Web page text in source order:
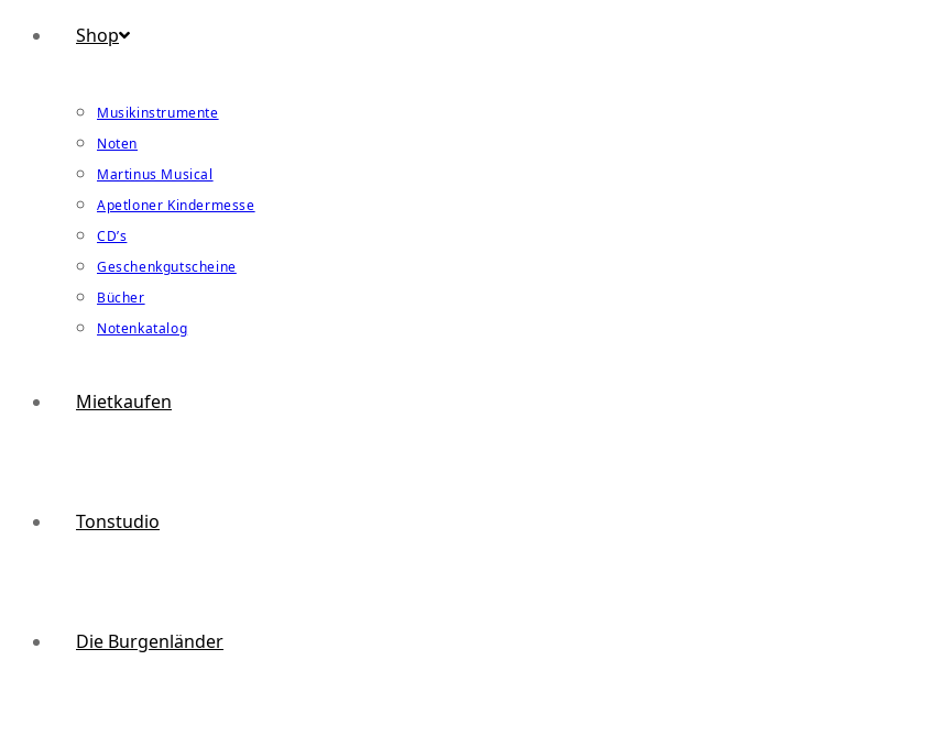
Shop
Musikinstrumente
Noten
Martinus Musical
Apetloner Kindermesse
CD’s
Geschenkgutscheine
Bücher
Notenkatalog
Mietkaufen
Tonstudio
Die Burgenländer